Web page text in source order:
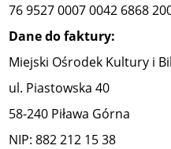
76 9527 0007 0042 6868
Dane do faktury:
Miejski Ośrodek Kultury i
ul. Piastowska 40
58-240 Piława Górna
NIP: 882 212 15 38